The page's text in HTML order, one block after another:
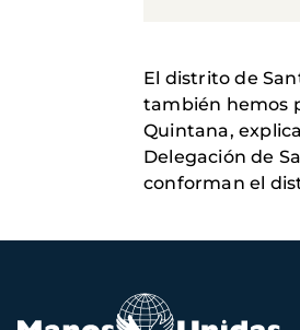
El distrito de
también hemos
Quintana,
Delegación de
conforman el